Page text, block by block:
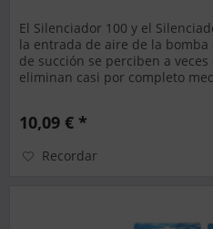
El Silenciador 100 y el
la entrada de aire de la
de succión se perciben a
eliminan casi por completo
10,09 € *
Recordar